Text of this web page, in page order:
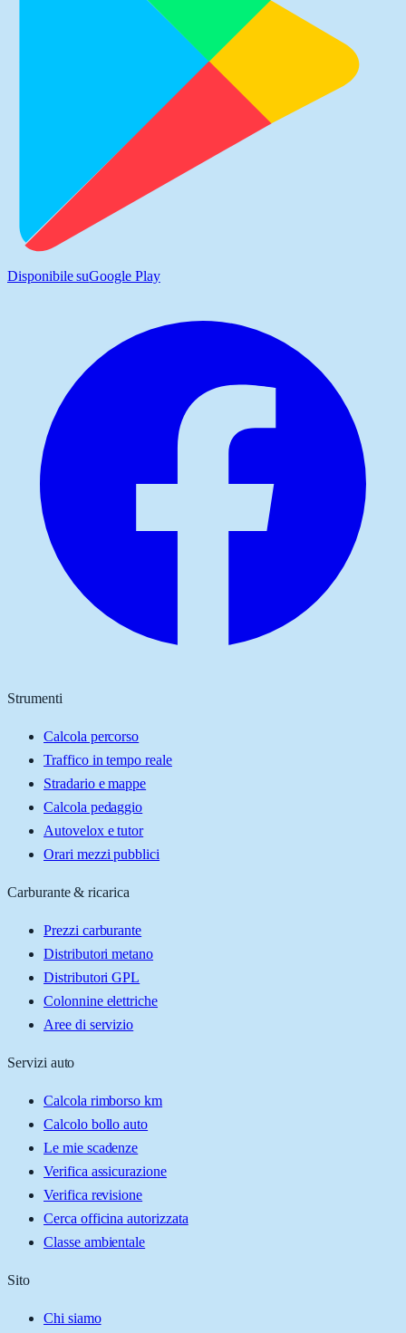
Disponibile suGoogle Play
Strumenti
Calcola percorso
Traffico in tempo reale
Stradario e mappe
Calcola pedaggio
Autovelox e tutor
Orari mezzi pubblici
Carburante & ricarica
Prezzi carburante
Distributori metano
Distributori GPL
Colonnine elettriche
Aree di servizio
Servizi auto
Calcola rimborso km
Calcolo bollo auto
Le mie scadenze
Verifica assicurazione
Verifica revisione
Cerca officina autorizzata
Classe ambientale
Sito
Chi siamo